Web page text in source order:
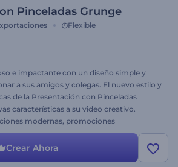
Pinceladas Grunge
Flexible
e impactante con un diseño simple y
a sus amigos y colegas. El nuevo estilo y
de la Presentación con Pinceladas
características a su video creativo.
modernas, promociones
presentaciones de diapositivas de
cargue sus archivos
agregue audio y disfrute los resultados.
Crear Ahora